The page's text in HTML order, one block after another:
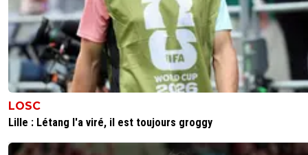
LOSC
Lille : Létang l'a viré, il est toujours groggy